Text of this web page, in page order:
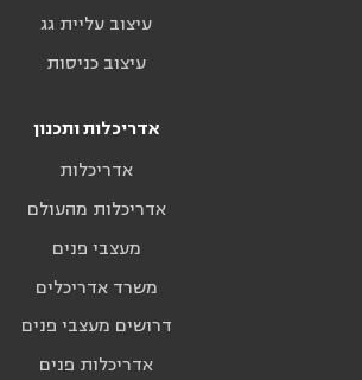
עיצוב עליית גג
עיצוב כניסות
אדריכלות ותכנון
אדריכלות
אדריכלות מהעולם
מעצבי פנים
משרד אדריכלים
דרושים מעצבי פנים
אדריכלות פנים